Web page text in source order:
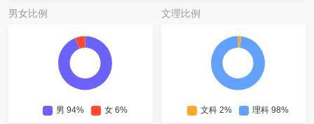
男女比例 文理比例